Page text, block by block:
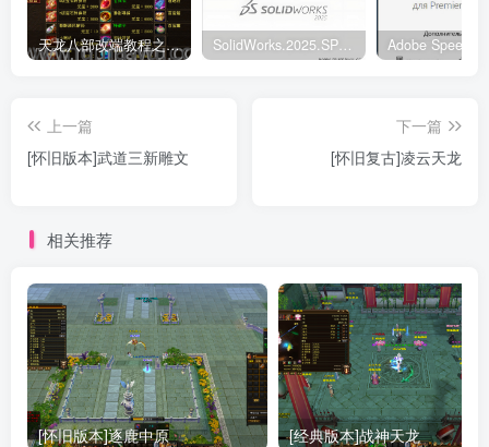
天龙八部改端教程之元宝商店修改 SolidWorks.2025.SP5.0中文破解版
上一篇
[怀旧版本]武道三新雕文
下一篇
[怀旧复古]凌云天龙
相关推荐
[怀旧版本]逐鹿中原 [经典版本]战神天龙